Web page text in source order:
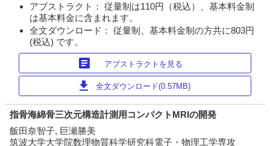
アブストラクト： 従量制は110円（税込）、基本料金制
は基本料金に含まれます。
全文ダウンロード： 従量制、基本料金制の方共に803円
(税込) です。
article アブストラクトを見る
download 全文ダウンロード(0.57MB)
指骨海綿骨三次元構造計測用コンパクトMRIの開発
飯田奈智子, 巨瀬勝美
筑波大学大学院数理物質科学研究科電子・物理工学専攻